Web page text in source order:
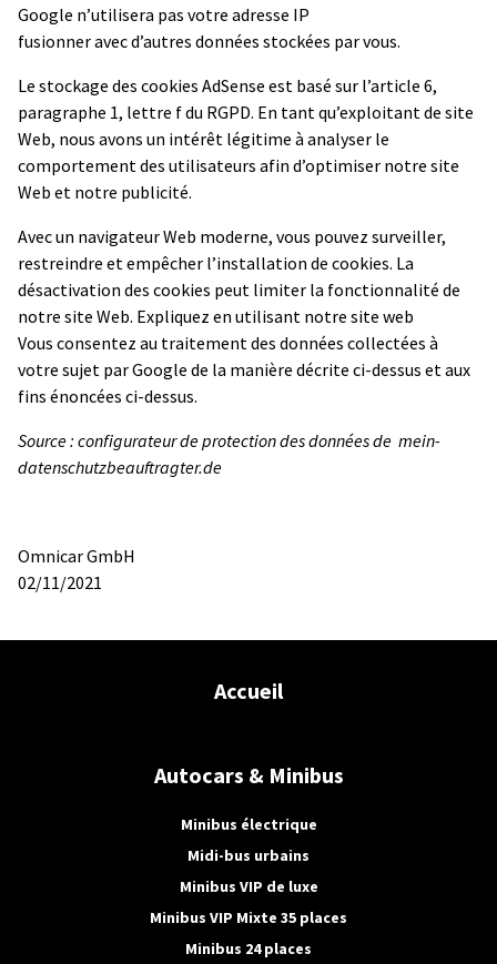
Google n’utilisera pas votre adresse IP
fusionner avec d’autres données stockées par vous.
Le stockage des cookies AdSense est basé sur l’article 6,
paragraphe 1, lettre f du RGPD. En tant qu’exploitant de site
Web, nous avons un intérêt légitime à analyser le
comportement des utilisateurs afin d’optimiser notre site
Web et notre publicité.
Avec un navigateur Web moderne, vous pouvez surveiller,
restreindre et empêcher l’installation de cookies. La
désactivation des cookies peut limiter la fonctionnalité de
notre site Web. Expliquez en utilisant notre site web
Vous consentez au traitement des données collectées à
votre sujet par Google de la manière décrite ci-dessus et aux
fins énoncées ci-dessus.
Source : configurateur de protection des données de mein-
datenschutzbeauftragter.de
Omnicar GmbH
02/11/2021
Accueil
Autocars & Minibus
Minibus électrique
Midi-bus urbains
Minibus VIP de luxe
Minibus VIP Mixte 35 places
Minibus 24 places